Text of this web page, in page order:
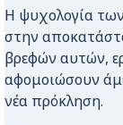
Η ψυχολογία
στην
βρεφών αυτών,
αφομοιώσουν
νέα πρόκληση.